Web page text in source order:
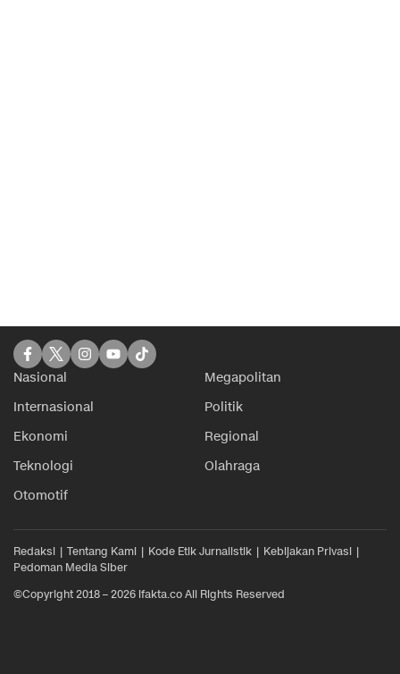
Nasional
Megapolitan
Internasional
Politik
Ekonomi
Regional
Teknologi
Olahraga
Otomotif
Redaksi Tentang Kami Kode Etik Jurnalistik
Kebijakan Privasi
Pedoman Media Siber
©Copyright 2018 – 2026 ifakta.co All Rights Reserved